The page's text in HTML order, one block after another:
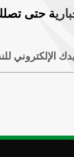
حتى
الإلكتروني